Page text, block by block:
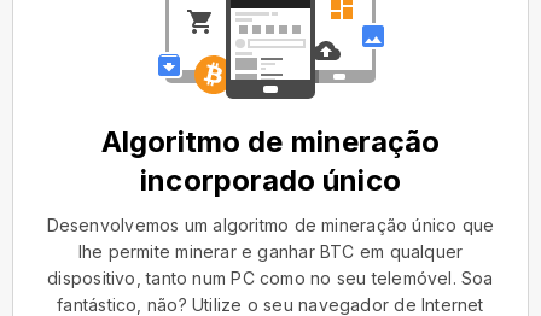
Algoritmo de mineração
incorporado único
Desenvolvemos um algoritmo de mineração único que
lhe permite minerar e ganhar BTC em qualquer
dispositivo, tanto num PC como no seu telemóvel. Soa
fantástico, não? Utilize o seu navegador de Internet